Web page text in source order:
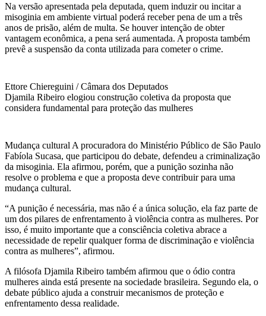
Na versão apresentada pela deputada, quem induzir ou incitar a
misoginia em ambiente virtual poderá receber pena de um a três
anos de prisão, além de multa. Se houver intenção de obter
vantagem econômica, a pena será aumentada. A proposta também
prevê a suspensão da conta utilizada para cometer o crime.
Ettore Chiereguini / Câmara dos Deputados
Djamila Ribeiro elogiou construção coletiva da proposta que
considera fundamental para proteção das mulheres
Mudança cultural A procuradora do Ministério Público de São Paulo
Fabíola Sucasa, que participou do debate, defendeu a criminalização
da misoginia. Ela afirmou, porém, que a punição sozinha não
resolve o problema e que a proposta deve contribuir para uma
mudança cultural.
“A punição é necessária, mas não é a única solução, ela faz parte de
um dos pilares de enfrentamento à violência contra as mulheres. Por
isso, é muito importante que a consciência coletiva abrace a
necessidade de repelir qualquer forma de discriminação e violência
contra as mulheres”, afirmou.
A filósofa Djamila Ribeiro também afirmou que o ódio contra
mulheres ainda está presente na sociedade brasileira. Segundo ela, o
debate público ajuda a construir mecanismos de proteção e
enfrentamento dessa realidade.